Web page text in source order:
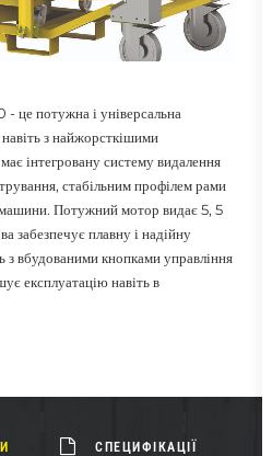
це потужна і універсальна
з найжорсткішими
інтегровану систему видалення
стабільним профілем рами
Потужний мотор видає 5, 5
забезпечує плавну і надійну
з вбудованими кнопками управління
експлуатацію навіть в
СПЕЦИФІКАЦІЇ